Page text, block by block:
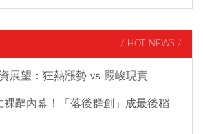
/ HOT NEWS /
展望：狂熱漲勢 vs 嚴峻現實
辭內幕！「落後群創」成最後稻